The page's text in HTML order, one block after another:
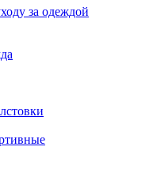
за одеждой